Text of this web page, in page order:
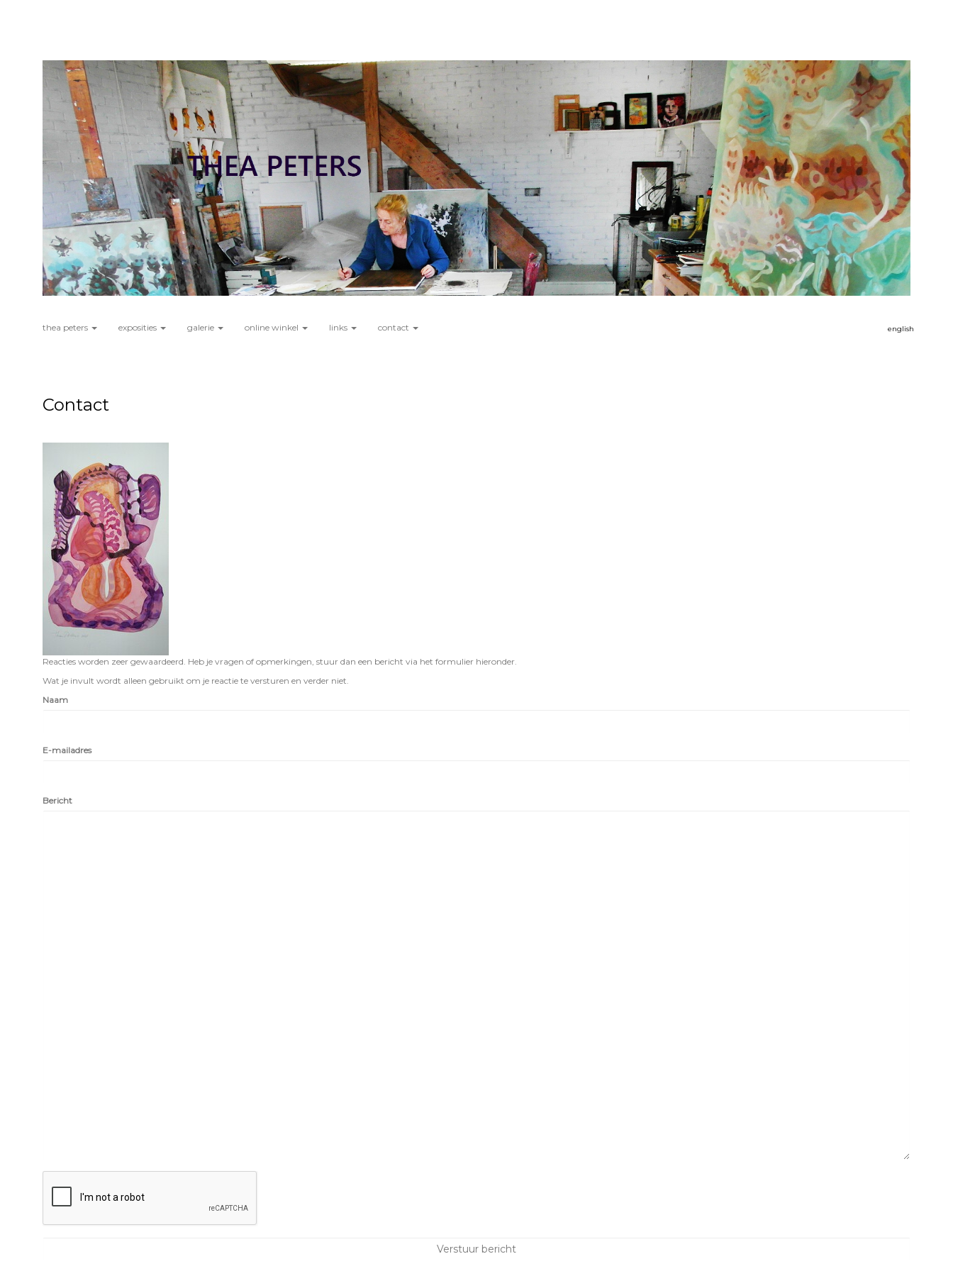
thea peters exposities galerie online winkel links contact english
Contact
Reacties worden zeer gewaardeerd. Heb je vragen of opmerkingen, stuur dan een bericht via het formulier hieronder.
Wat je invult wordt alleen gebruikt om je reactie te versturen en verder niet.
Naam
E-mailadres
Bericht